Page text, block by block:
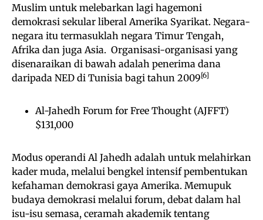
Muslim untuk melebarkan lagi hagemoni
demokrasi sekular liberal Amerika Syarikat. Negara-
negara itu termasuklah negara Timur Tengah,
Afrika dan juga Asia. Organisasi-organisasi yang
disenaraikan di bawah adalah penerima dana
daripada NED di Tunisia bagi tahun 2009[6]
Al-Jahedh Forum for Free Thought (AJFFT)
$131,000
Modus operandi Al Jahedh adalah untuk melahirkan
kader muda, melalui bengkel intensif pembentukan
kefahaman demokrasi gaya Amerika. Memupuk
budaya demokrasi melalui forum, debat dalam hal
isu-isu semasa, ceramah akademik tentang